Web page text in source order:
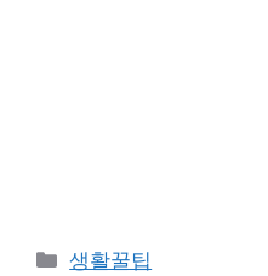
Categories
생활꿀팁